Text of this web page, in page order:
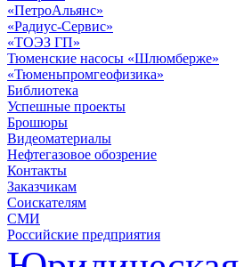
«ПетроАльянс»
«Радиус-Сервис»
«ТОЭЗ ГП»
Тюменские насосы «Шлюмберже»
«Тюменьпромгеофизика»
Библиотека
Успешные проекты
Брошюры
Видеоматериалы
Нефтегазовое обозрение
Контакты
Заказчикам
Соискателям
СМИ
Российские предприятия